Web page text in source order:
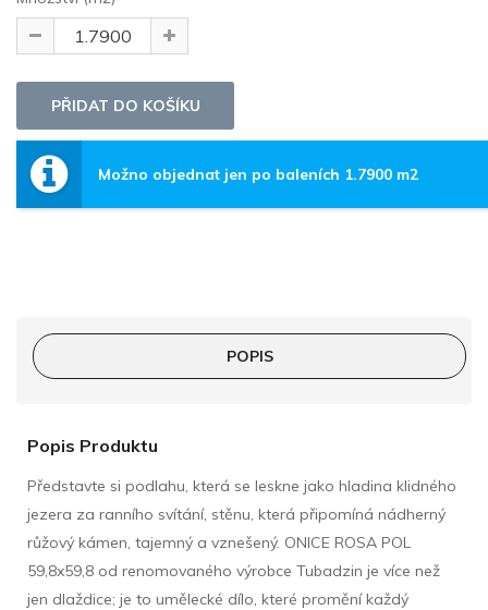
Možno objednat jen po baleních 1.7900 m2
POPIS
Popis Produktu
Představte si podlahu, která se leskne jako hladina klidného
jezera za ranního svítání, stěnu, která připomíná nádherný
růžový kámen, tajemný a vznešený. ONICE ROSA POL
59,8x59,8 od renomovaného výrobce Tubadzin je více než
jen dlaždice; je to umělecké dílo, které promění každý